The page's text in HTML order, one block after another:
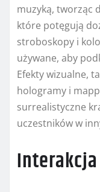
muzyką, tworząc
które potęgują
stroboskopy i
używane, aby
Efekty wizualne,
hologramy i
surrealistyczne
uczestników w